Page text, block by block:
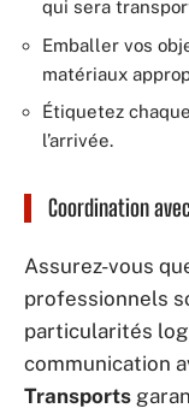
qui sera
Emballer vos
matériaux
Étiquetez
l’arrivée.
Coordination
Assurez-vous
professionnels
particularités
communication
Transports